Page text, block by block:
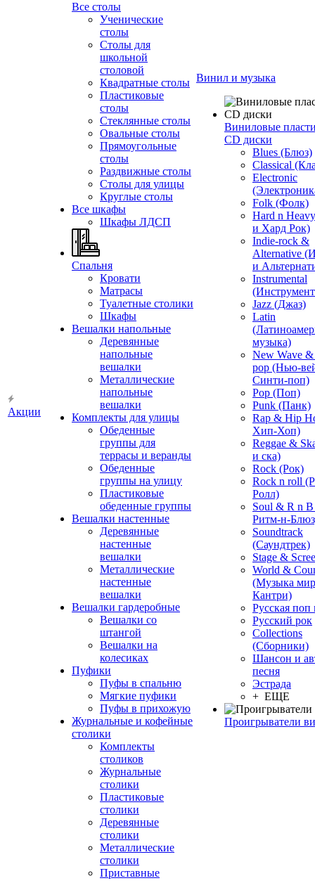
Акции
Все столы
Ученические
столы
Столы для
школьной
столовой
Квадратные столы
Пластиковые
столы
Стеклянные столы
Овальные столы
Прямоугольные
столы
Раздвижные столы
Столы для улицы
Круглые столы
Все шкафы
Шкафы ЛДСП
Спальня
Кровати
Матрасы
Туалетные столики
Шкафы
Вешалки напольные
Деревянные
напольные
вешалки
Металлические
напольные
вешалки
Комплекты для улицы
Обеденные
группы для
террасы и веранды
Обеденные
группы на улицу
Пластиковые
обеденные группы
Вешалки настенные
Деревянные
настенные
вешалки
Металлические
настенные
вешалки
Вешалки гардеробные
Вешалки со
штангой
Вешалки на
колесиках
Пуфики
Пуфы в спальню
Мягкие пуфики
Пуфы в прихожую
Журнальные и кофейные
столики
Комплекты
столиков
Журнальные
столики
Пластиковые
столики
Деревянные
столики
Металлические
столики
Приставные
Винил и музыка
Виниловые
CD диски
Blues (Блюз)
Classical
Electronic
Folk (Фолк)
Hard n
и Хард Рок)
Indie-rock &
Alternative
и
Instrumental
Jazz (Джаз)
Latin
музыка)
New Wave
pop (Нью-
Синти-поп)
Pop (Поп)
Punk (Панк)
Rap & Hip
Хип-Хоп)
Reggae &
и ска)
Rock (Рок)
Rock n roll
Ролл)
Soul & R n
Ритм-н-
Soundtrack
(Саундтрек)
Stage &
World &
(Музыка
Кантри)
Русская поп
Русский рок
Сollections
(Сборники)
Шансон и
песня
Эстрада
+ ЕЩЕ
Проигрыватели